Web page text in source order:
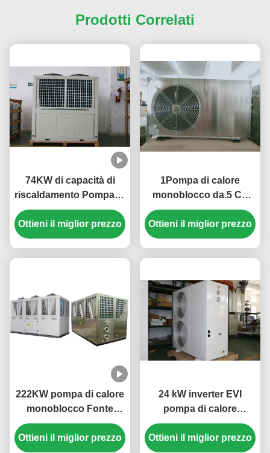
Prodotti Correlati
74KW di capacità di
riscaldamento Pompa di
calore monoblocco
multifunzione con
progettazione compatta
Ottieni il miglior prezzo
1Pompa di calore
monoblocco da.5 CV
con COP elevato 3,8 ~
4.6, Costruzioni in
acciaio inossidabile e
Ottieni il miglior prezzo
222KW pompa di calore
monoblocco Fonte
d'aria 3N/380V/50Hz
Ottieni il miglior prezzo
24 kW inverter EVI
pompa di calore
monoblocco aria-acqua
3N 380V 50HZ per
Ottieni il miglior prezzo